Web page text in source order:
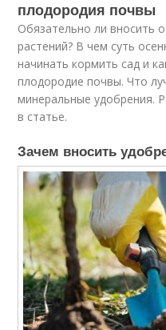
плодородия почвы
Обязательно ли вносить
растений? В чем суть
начинать кормить сад и
плодородие почвы. Что
минеральные удобрения.
в статье.
Зачем вносить